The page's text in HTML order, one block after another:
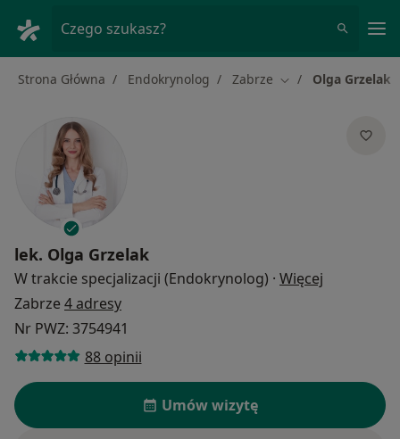
Czego szukasz?
Strona Główna Endokrynolog Zabrze Zmień miasto
Olga Grzelak
lek. Olga Grzelak
W trakcie specjalizacji (Endokrynolog) · Więcej
Zabrze 4 adresy
Nr PWZ: 3754941
88 opinii
Umów wizytę